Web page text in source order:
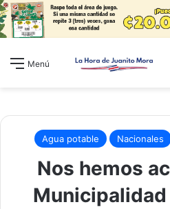
Menú
Agua potable Nacionales
Nos hemos
Municipalidad